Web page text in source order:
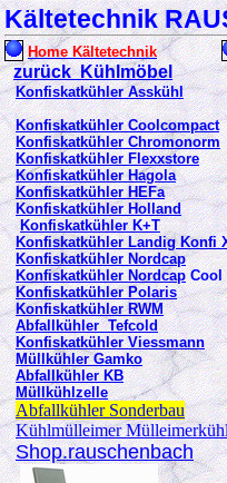
Kältetechnik
Home Kältetechnik
zurück Kühlmöbel
Konfiskatkühler Asskühl
Konfiskatkühler Coolcompact
Konfiskatkühler Chromonorm
Konfiskatkühler Flexxstore
Konfiskatkühler Hagola
Konfiskatkühler HEFa
Konfiskatkühler Holland
Konfiskatkühler K+T
Konfiskatkühler Landig Konfi
Konfiskatkühler Nordcap
Konfiskatkühler NordcapCool
Konfiskatkühler Polaris
Konfiskatkühler RWM
Abfallkühler Tefcold
Konfiskatkühler Viessmann
Müllkühler Gamko
Abfallkühler KB
Müllkühlzelle
Abfallkühler Sonderbau
Kühlmülleimer
Shop.rauschenbach